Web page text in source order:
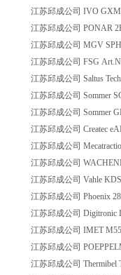
江苏邱成公司 IVO
江苏邱成公司 PONAR
江苏邱成公司 MGV
江苏邱成公司 FSG
江苏邱成公司 Saltus
江苏邱成公司 Sommer
江苏邱成公司 Sommer
江苏邱成公司 Createc
江苏邱成公司
江苏邱成公司
江苏邱成公司 Vahle
江苏邱成公司 Phoenix
江苏邱成公司 Digitronic
江苏邱成公司 IMET
江苏邱成公司
江苏邱成公司 Thermibel